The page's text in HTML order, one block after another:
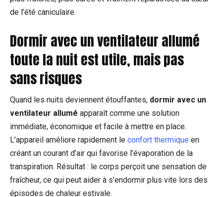
de l’été caniculaire.
Dormir avec un ventilateur allumé
toute la nuit est utile, mais pas
sans risques
Quand les nuits deviennent étouffantes, dormir avec un
ventilateur allumé apparaît comme une solution
immédiate, économique et facile à mettre en place.
L’appareil améliore rapidement le confort thermique en
créant un courant d’air qui favorise l’évaporation de la
transpiration. Résultat : le corps perçoit une sensation de
fraîcheur, ce qui peut aider à s’endormir plus vite lors des
épisodes de chaleur estivale.